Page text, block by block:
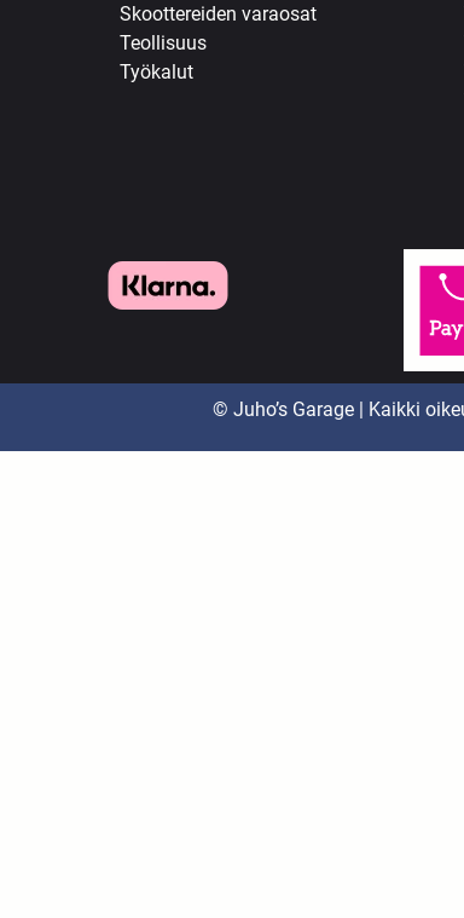
Skoottereiden varaosat
Teollisuus
Työkalut
© Juho’s Garage | Kaikki